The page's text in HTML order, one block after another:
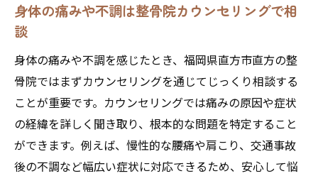
身体の痛みや不調は整骨院カウンセリングで相
談
身体の痛みや不調を感じたとき、福岡県直方市直方の整
骨院ではまずカウンセリングを通じてじっくり相談する
ことが重要です。カウンセリングでは痛みの原因や症状
の経緯を詳しく聞き取り、根本的な問題を特定すること
ができます。例えば、慢性的な腰痛や肩こり、交通事故
後の不調など幅広い症状に対応できるため、安心して悩